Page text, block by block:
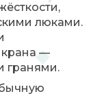
люками.
крана —
гранями.